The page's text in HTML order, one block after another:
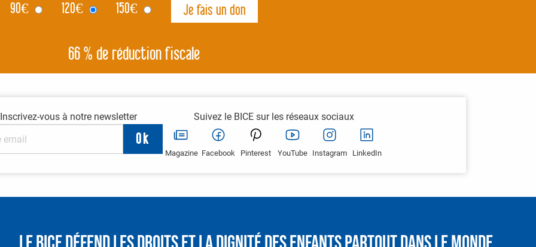
90€ 120€ 150€
66 % de réduction fiscale
Inscrivez-vous à notre newsletter Suivez le BICE sur les réseaux sociaux
Magazine Facebook Pinterest YouTube Instagram LinkedIn